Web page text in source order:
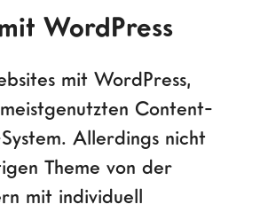
WordPress
mit WordPress,
Content-
Allerdings nicht
Theme von der
mit individuell